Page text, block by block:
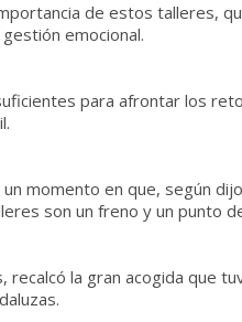
de estos talleres,
emocional.
para afrontar los
momento en que, según
son un freno y un punto
la gran acogida que